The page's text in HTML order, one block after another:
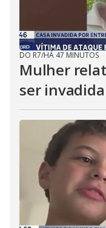
DO R7/HÁ 47 MINUTOS
Mulher
ser